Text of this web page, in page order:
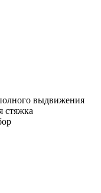
выдвижения
стяжка